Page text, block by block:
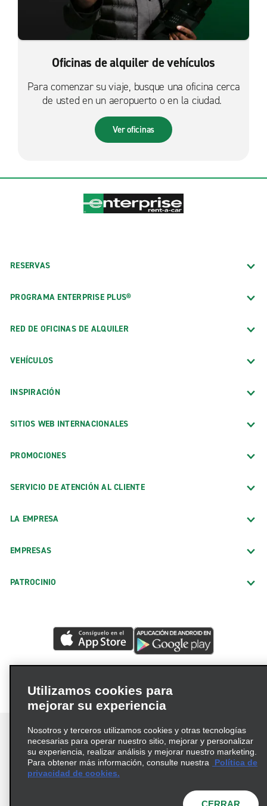
Oficinas de alquiler de vehículos
Para comenzar su viaje, busque una oficina cerca
de usted en un aeropuerto o en la ciudad.
Ver oficinas
RESERVAS
PROGRAMA ENTERPRISE PLUS®
RED DE OFICINAS DE ALQUILER
VEHÍCULOS
INSPIRACIÓN
SITIOS WEB INTERNACIONALES
PROMOCIONES
SERVICIO DE ATENCIÓN AL CLIENTE
LA EMPRESA
EMPRESAS
PATROCINIO
Términos de uso
Política de privacidad
© 2026 Enterprise Holdings, Inc. Todos los derechos
Utilizamos cookies para
mejorar su experiencia
Nosotros y terceros utilizamos cookies y otras tecnologías
necesarias para operar nuestro sitio, mejorar y personalizar
su experiencia, realizar análisis y mejorar nuestro marketing.
Para obtener más información, consulte nuestra
Política de
privacidad de cookies.
CERRAR